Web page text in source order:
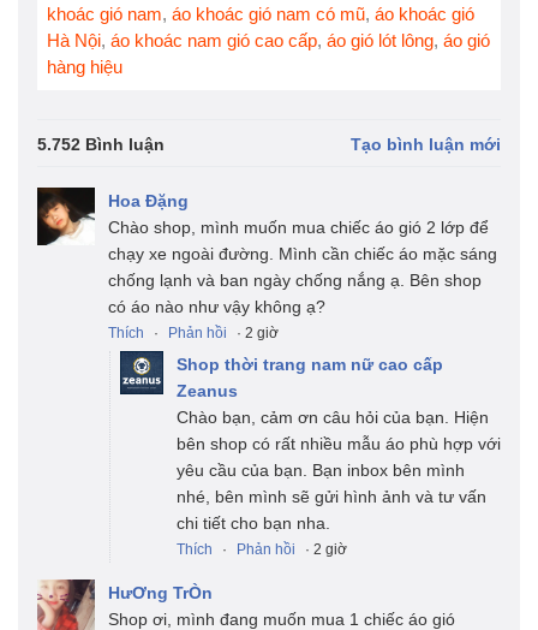
khoác gió nam, áo khoác gió nam có mũ, áo khoác gió
Hà Nội, áo khoác nam gió cao cấp, áo gió lót lông, áo gió
hàng hiệu
5.752 Bình luận Tạo bình luận mới
Hoa Đặng
Chào shop, mình muốn mua chiếc áo gió 2 lớp để
chạy xe ngoài đường. Mình cần chiếc áo mặc sáng
chống lạnh và ban ngày chống nắng ạ. Bên shop
có áo nào như vậy không ạ?
Thích · Phản hồi · 2 giờ
Shop thời trang nam nữ cao cấp
Zeanus
Chào bạn, cảm ơn câu hỏi của bạn. Hiện
bên shop có rất nhiều mẫu áo phù hợp với
yêu cầu của bạn. Bạn inbox bên mình
nhé, bên mình sẽ gửi hình ảnh và tư vấn
chi tiết cho bạn nha.
Thích · Phản hồi · 2 giờ
HưƠng TrÒn
Shop ơi, mình đang muốn mua 1 chiếc áo gió